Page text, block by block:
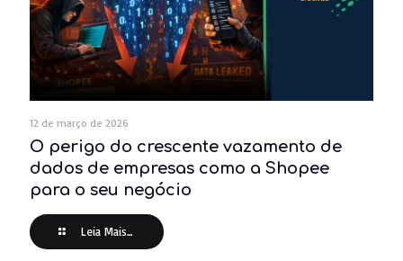
12 de março de 2026
O perigo do crescente vazamento de
dados de empresas como a Shopee
para o seu negócio
Leia Mais...